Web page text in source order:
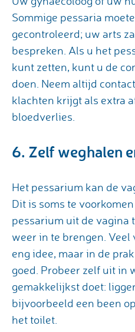
Sommige pessaria
gecontroleerd; uw arts
bespreken. Als u het
kunt zetten, kunt u de
doen. Neem altijd
klachten krijgt als extra
bloedverlies.
6. Zelf weghalen
Het pessarium kan de
Dit is soms te
pessarium uit de vagina
weer in te brengen.
eng idee, maar in de
goed. Probeer zelf uit in
gemakkelijkst doet:
bijvoorbeeld een been
het toilet.